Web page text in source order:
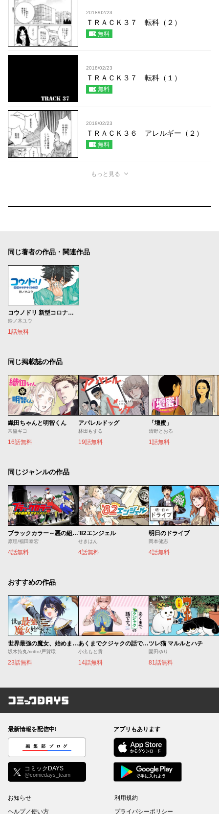
2018/02/23
ＴＲＡＣＫ３７ 転科（２）
無料
2018/02/23
ＴＲＡＣＫ３７ 転科（１）
無料
2018/02/23
ＴＲＡＣＫ３６ アレルギー（２）
無料
もっと見る
同じ著者の作品・関連作品
コウノドリ 新型コロナウイルス編
鈴ノ木ユウ
1話無料
同じ掲載誌の作品
織田ちゃんと明智くん
常盤ギヨ
16話無料
アパレルドッグ
林田もずる
19話無料
「壇蜜」
清野とおる
1話無料
同じジャンルの作品
ブラックカラー～悪の組織をマネジメント～
原理/福田泰宏
4話無料
'82エンジェル
せきはん
4話無料
明日のドライブ
岡本健志
4話無料
おすすめの作品
世界最強の魔女、始めました ～私だけ『攻略サイト』を見れる世界で自由に生きます～
坂木持丸/riritto/戸賀環
23話無料
あくまでクジャクの話です。
小出もと貴
14話無料
ツレ猫 マルルとハチ
園田ゆり
81話無料
コミックDAYS
最新情報を配信中!
編集部ブログ
コミックDAYS
@comicdays_team
アプリもあります
お知らせ
ヘルプ／使い方
利用規約
プライバシーポリシー